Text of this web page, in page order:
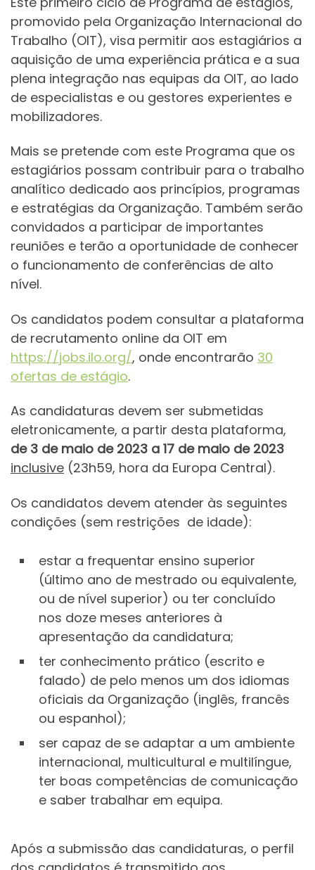
promovido pela Organização Internacional do
Trabalho (OIT), visa permitir aos estagiários a
aquisição de uma experiência prática e a sua
plena integração nas equipas da OIT, ao lado
de especialistas e ou gestores experientes e
mobilizadores.
Mais se pretende com este Programa que os
estagiários possam contribuir para o trabalho
analítico dedicado aos princípios, programas
e estratégias da Organização. Também serão
convidados a participar de importantes
reuniões e terão a oportunidade de conhecer
o funcionamento de conferências de alto
nível.
Os candidatos podem consultar a plataforma
de recrutamento online da OIT em
https://jobs.ilo.org/, onde encontrarão 30
ofertas de estágio.
As candidaturas devem ser submetidas
eletronicamente, a partir desta plataforma,
de 3 de maio de 2023 a 17 de maio de 2023
inclusive (23h59, hora da Europa Central).
Os candidatos devem atender às seguintes
condições (sem restrições de idade):
estar a frequentar ensino superior
(último ano de mestrado ou equivalente,
ou de nível superior) ou ter concluído
nos doze meses anteriores à
apresentação da candidatura;
ter conhecimento prático (escrito e
falado) de pelo menos um dos idiomas
oficiais da Organização (inglês, francês
ou espanhol);
ser capaz de se adaptar a um ambiente
internacional, multicultural e multilíngue,
ter boas competências de comunicação
e saber trabalhar em equipa.
Após a submissão das candidaturas, o perfil